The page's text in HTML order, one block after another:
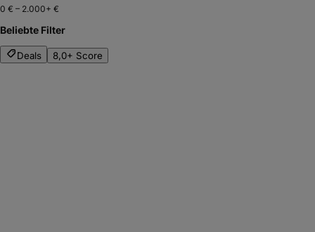
0 € – 2.000+ €
Beliebte Filter
Deals 8,0+ Score